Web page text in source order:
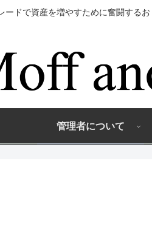
ードで資産を増やすために奮闘する
管理者について